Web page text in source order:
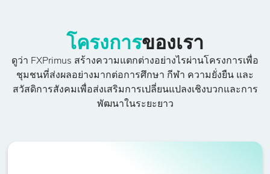
โครงการของเรา
ดูว่า FXPrimus สร้างความแตกต่างอย่างไรผ่านโครงการเพื่อ
ชุมชนที่ส่งผลอย่างมากต่อการศึกษา กีฬา ความยั่งยืน และ
สวัสดิการสังคมเพื่อส่งเสริมการเปลี่ยนแปลงเชิงบวกและการ
พัฒนาในระยะยาว